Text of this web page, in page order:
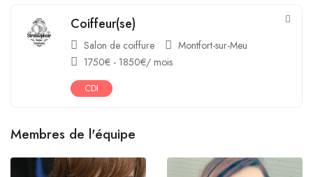
Coiffeur(se)
Salon de coiffure
Montfort-sur-Meu
1750€ - 1850€/ mois
CDI
Membres de l'équipe